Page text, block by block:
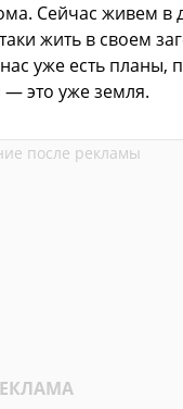
Сейчас живем в
жить в своем
уже есть планы,
это уже земля.